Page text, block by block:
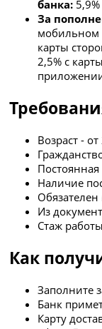
банка:
За
мобильном
карты
2,5% с
Возраст -
Наличие
Из
Стаж
Как
Заполните
Банк
Карту